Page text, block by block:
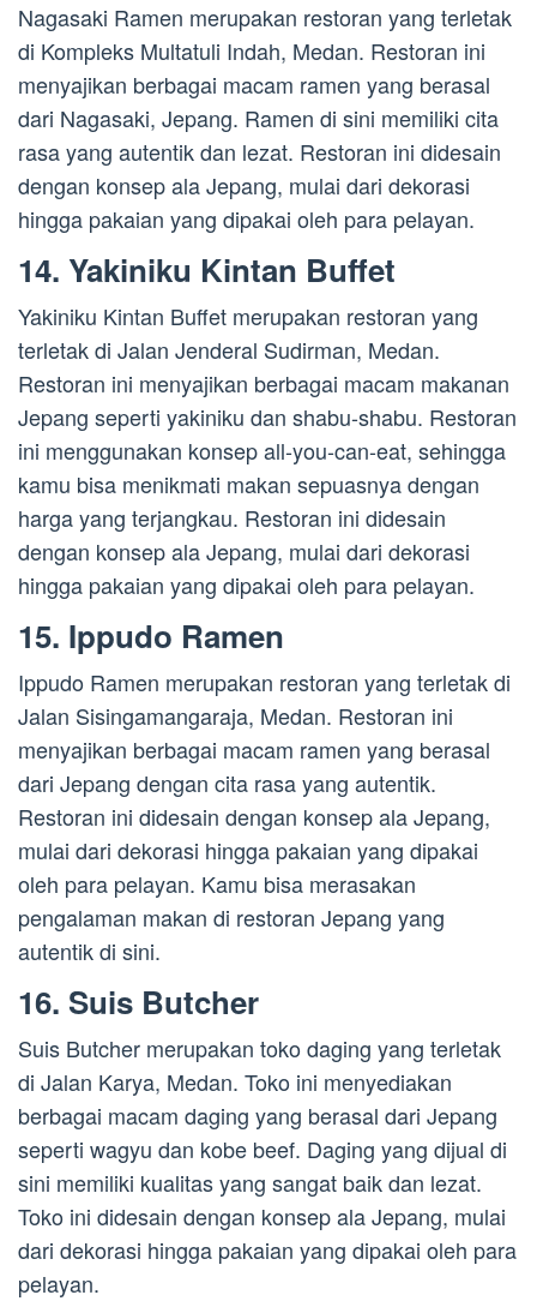
Nagasaki Ramen merupakan restoran yang terletak
di Kompleks Multatuli Indah, Medan. Restoran ini
menyajikan berbagai macam ramen yang berasal
dari Nagasaki, Jepang. Ramen di sini memiliki cita
rasa yang autentik dan lezat. Restoran ini didesain
dengan konsep ala Jepang, mulai dari dekorasi
hingga pakaian yang dipakai oleh para pelayan.
14. Yakiniku Kintan Buffet
Yakiniku Kintan Buffet merupakan restoran yang
terletak di Jalan Jenderal Sudirman, Medan.
Restoran ini menyajikan berbagai macam makanan
Jepang seperti yakiniku dan shabu-shabu. Restoran
ini menggunakan konsep all-you-can-eat, sehingga
kamu bisa menikmati makan sepuasnya dengan
harga yang terjangkau. Restoran ini didesain
dengan konsep ala Jepang, mulai dari dekorasi
hingga pakaian yang dipakai oleh para pelayan.
15. Ippudo Ramen
Ippudo Ramen merupakan restoran yang terletak di
Jalan Sisingamangaraja, Medan. Restoran ini
menyajikan berbagai macam ramen yang berasal
dari Jepang dengan cita rasa yang autentik.
Restoran ini didesain dengan konsep ala Jepang,
mulai dari dekorasi hingga pakaian yang dipakai
oleh para pelayan. Kamu bisa merasakan
pengalaman makan di restoran Jepang yang
autentik di sini.
16. Suis Butcher
Suis Butcher merupakan toko daging yang terletak
di Jalan Karya, Medan. Toko ini menyediakan
berbagai macam daging yang berasal dari Jepang
seperti wagyu dan kobe beef. Daging yang dijual di
sini memiliki kualitas yang sangat baik dan lezat.
Toko ini didesain dengan konsep ala Jepang, mulai
dari dekorasi hingga pakaian yang dipakai oleh para
pelayan.